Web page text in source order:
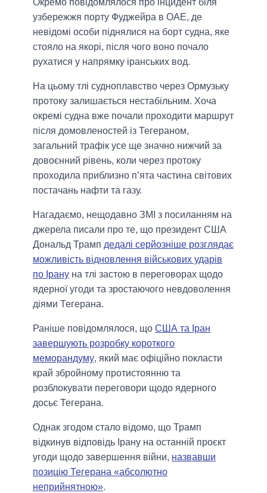
Окремо повідомлялося про інцидент біля
узбережжя порту Фуджейра в ОАЕ, де
невідомі особи піднялися на борт судна, яке
стояло на якорі, після чого воно почало
рухатися у напрямку іранських вод.
На цьому тлі судноплавство через Ормузьку
протоку залишається нестабільним. Хоча
окремі судна вже почали проходити маршрут
після домовленостей із Тегераном,
загальний трафік усе ще значно нижчий за
довоєнний рівень, коли через протоку
проходила приблизно п’ята частина світових
постачань нафти та газу.
Нагадаємо, нещодавно ЗМІ з посиланням на
джерела писали про те, що президент США
Дональд Трамп дедалі серйозніше розглядає
можливість відновлення військових ударів
по Ірану на тлі застою в переговорах щодо
ядерної угоди та зростаючого невдоволення
діями Тегерана.
Раніше повідомлялося, що США та Іран
завершують розробку короткого
меморандуму, який має офіційно покласти
край збройному протистоянню та
розблокувати переговори щодо ядерного
досьє Тегерана.
Однак згодом стало відомо, що Трамп
відкинув відповідь Ірану на останній проєкт
угоди щодо завершення війни, назвавши
позицію Тегерана «абсолютно
неприйнятною».